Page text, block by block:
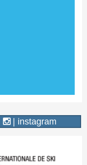
| instagram